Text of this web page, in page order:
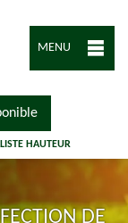
MENU
HAUTEUR
DE